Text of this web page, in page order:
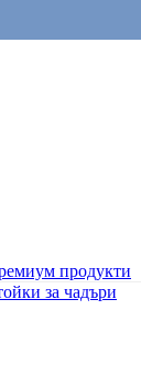
продукти
за чадъри